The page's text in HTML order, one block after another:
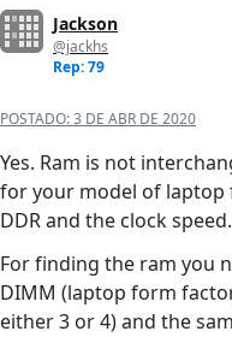
Jackson
@jackhs
Rep: 79
POSTADO:3 DE ABR DE 2020
Yes. Ram is not
for your model of laptop
DDR and the clock speed.
For finding the ram you
DIMM (laptop form
either 3 or 4) and the